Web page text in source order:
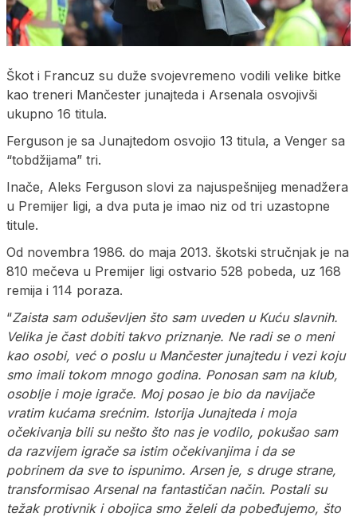
Škot i Francuz su duže svojevremeno vodili velike bitke
kao treneri Mančester junajteda i Arsenala osvojivši
ukupno 16 titula.
Ferguson je sa Junajtedom osvojio 13 titula, a Venger sa
“tobdžijama” tri.
Inače, Aleks Ferguson slovi za najuspešnijeg menadžera
u Premijer ligi, a dva puta je imao niz od tri uzastopne
titule.
Od novembra 1986. do maja 2013. škotski stručnjak je na
810 mečeva u Premijer ligi ostvario 528 pobeda, uz 168
remija i 114 poraza.
“Zaista sam oduševljen što sam uveden u Kuću slavnih.
Velika je čast dobiti takvo priznanje. Ne radi se o meni
kao osobi, već o poslu u Mančester junajtedu i vezi koju
smo imali tokom mnogo godina. Ponosan sam na klub,
osoblje i moje igrače. Moj posao je bio da navijače
vratim kućama srećnim. Istorija Junajteda i moja
očekivanja bili su nešto što nas je vodilo, pokušao sam
da razvijem igrače sa istim očekivanjima i da se
pobrinem da sve to ispunimo. Arsen je, s druge strane,
transformisao Arsenal na fantastičan način. Postali su
težak protivnik i obojica smo želeli da pobeđujemo, što